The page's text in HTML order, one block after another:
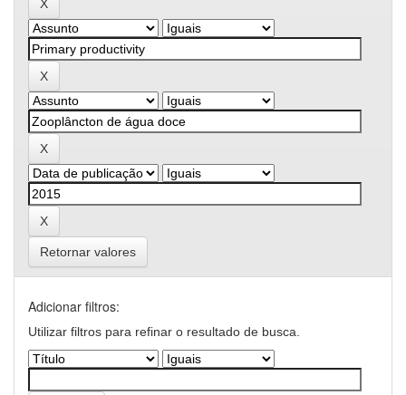
Retornar valores
Adicionar filtros:
Utilizar filtros para refinar o resultado de busca.